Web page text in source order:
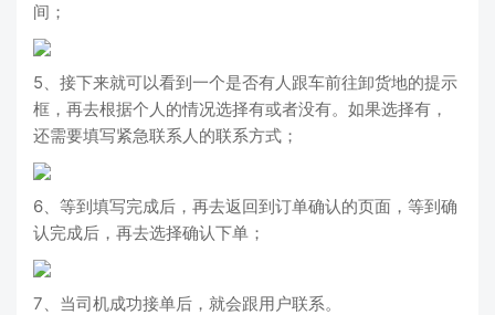
间；
5、接下来就可以看到一个是否有人跟车前往卸货地的提示
框，再去根据个人的情况选择有或者没有。如果选择有，
还需要填写紧急联系人的联系方式；
6、等到填写完成后，再去返回到订单确认的页面，等到确
认完成后，再去选择确认下单；
7、当司机成功接单后，就会跟用户联系。